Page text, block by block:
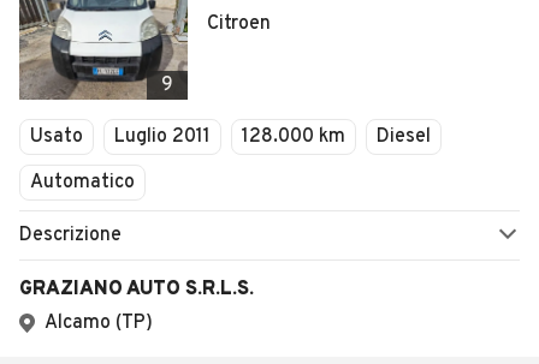
9
Citroen
Usato Luglio 2011 128.000 km
Diesel
Automatico
Descrizione
GRAZIANO AUTO S.R.L.S.
Alcamo (TP)